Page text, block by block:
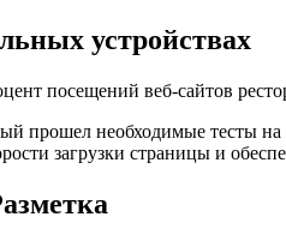
устройствах
посещений веб-сайтов
прошел необходимые тесты
загрузки страницы и